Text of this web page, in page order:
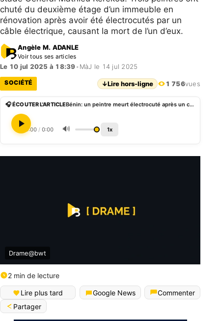
chuté du deuxième étage d’un immeuble en
rénovation après avoir été électrocutés par un
câble électrique, causant la mort de l’un d’eux.
Angèle M. ADANLE
Voir tous ses articles
Le 10 jul 2025 à 18:39• MàJ le 14 jul 2025
SOCIÉTÉ ↓Lire hors-ligne 1 756vues
🎧 ÉCOUTER L'ARTICLE Bénin: un peintre meurt électrocuté après un contact accidentel avec un câble électrique
0:00 / 0:00 🔊 1x
Drame@bwt
2 min de lecture
Lire plus tard Google News
Commenter
Partager